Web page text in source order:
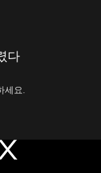
다
세요.